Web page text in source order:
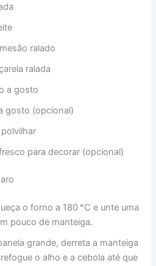
ralado
ralada
a gosto
gosto (opcional)
para decorar (opcional)
o forno a 180 °C e unte uma
pouco de manteiga.
grande, derreta a manteiga
o alho e a cebola até que